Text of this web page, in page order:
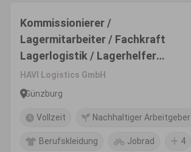
Kommissionierer /
Lagermitarbeiter / Fachkraft
Lagerlogistik / Lagerhelfer
(m/w/d) Lager & Logistik |
Günzburg | Unbefristet
HAVI Logistics GmbH
Günzburg
Vollzeit Nachhaltiger Arbeitgeber
Berufskleidung Jobrad 4